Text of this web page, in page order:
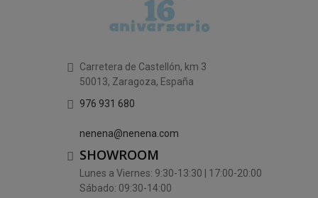
Carretera de Castellón, km 3
50013, Zaragoza, España
976 931 680
nenena@nenena.com
SHOWROOM
Lunes a Viernes: 9:30-13:30 | 17:00-20:00
Sábado: 09:30-14:00